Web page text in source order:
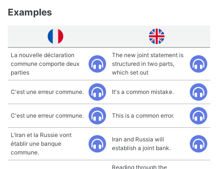
Examples
La nouvelle déclaration
commune comporte deux
parties
The new joint statement is
structured in two parts,
which set out
C'est une erreur commune. It's a common mistake.
C'est une erreur commune. This is a common error.
L'Iran et la Russie vont
établir une banque
commune.
Iran and Russia will
establish a joint bank.
Reading through the